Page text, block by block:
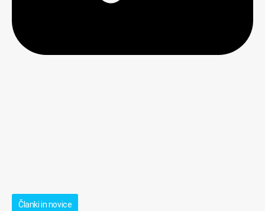
Članki in novice